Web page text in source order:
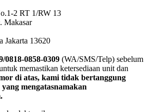
2 RT 1/RW 13
Makasar
Jakarta 13620
0818-0858-0309 (WA/SMS/Telp) sebelum
memastikan ketersediaan unit dan
di atas, kami tidak bertanggung
mengatasnamakan